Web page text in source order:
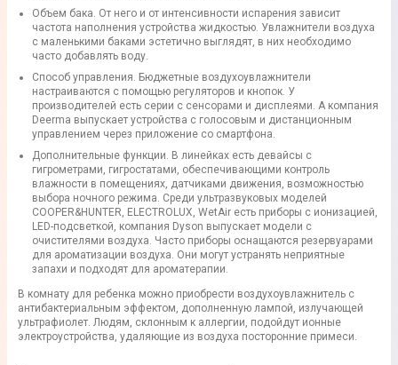
Объем бака. От него и от интенсивности испарения зависит
частота наполнения устройства жидкостью. Увлажнители воздуха
с маленькими баками эстетично выглядят, в них необходимо
часто добавлять воду.
Способ управления. Бюджетные воздухоувлажнители
настраиваются с помощью регуляторов и кнопок. У
производителей есть серии с сенсорами и дисплеями. А компания
Deerma выпускает устройства с голосовым и дистанционным
управлением через приложение со смартфона.
Дополнительные функции. В линейках есть девайсы с
гигрометрами, гигростатами, обеспечивающими контроль
влажности в помещениях, датчиками движения, возможностью
выбора ночного режима. Среди ультразвуковых моделей
COOPER&HUNTER, ELECTROLUX, WetAir есть приборы с ионизацией,
LED-подсветкой, компания Dyson выпускает модели с
очистителями воздуха. Часто приборы оснащаются резервуарами
для ароматизации воздуха. Они могут устранять неприятные
запахи и подходят для ароматерапии.
В комнату для ребенка можно приобрести воздухоувлажнитель с
антибактериальным эффектом, дополненную лампой, излучающей
ультрафиолет. Людям, склонным к аллергии, подойдут ионные
электроустройства, удаляющие из воздуха посторонние примеси.